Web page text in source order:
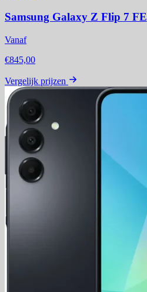
Samsung Galaxy Z Flip 7 FE
Vanaf
€845,00
Vergelijk prijzen